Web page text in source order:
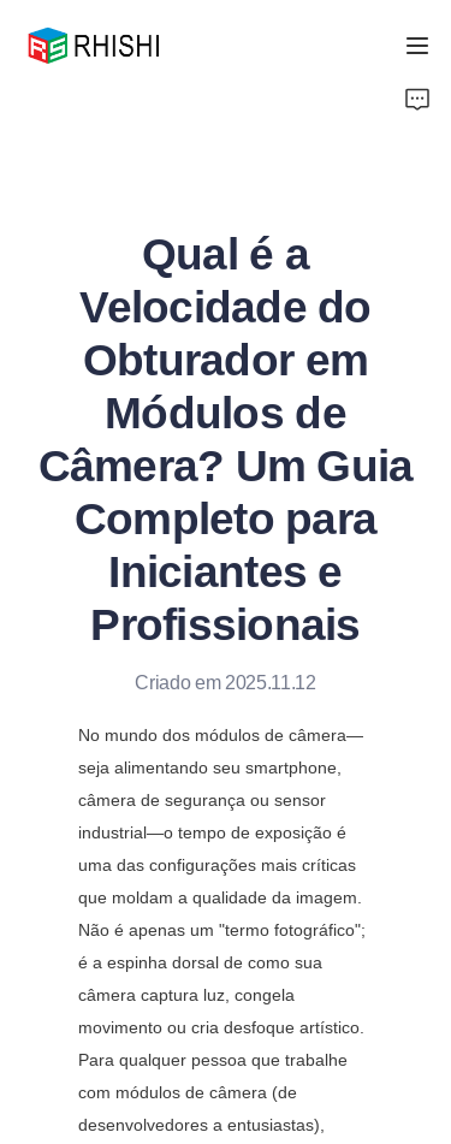
Qual é a
Velocidade do
Obturador em
Módulos de
Câmera? Um Guia
Completo para
Iniciantes e
Profissionais
Criado em 2025.11.12
No mundo dos módulos de câmera—
seja alimentando seu smartphone,
câmera de segurança ou sensor
industrial—o tempo de exposição é
uma das configurações mais críticas
que moldam a qualidade da imagem.
Não é apenas um "termo fotográfico";
é a espinha dorsal de como sua
câmera captura luz, congela
movimento ou cria desfoque artístico.
Para qualquer pessoa que trabalhe
com módulos de câmera (de
desenvolvedores a entusiastas),
Support